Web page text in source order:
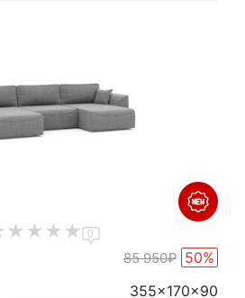
0
85 950₽ 50%
355x170x90